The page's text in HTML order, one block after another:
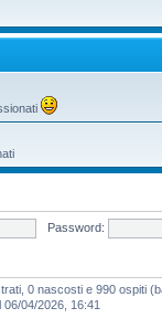
Password:
0 nascosti e 990 ospiti
06/04/2026, 16:41